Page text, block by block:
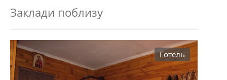
Заклади поблизу
Готель